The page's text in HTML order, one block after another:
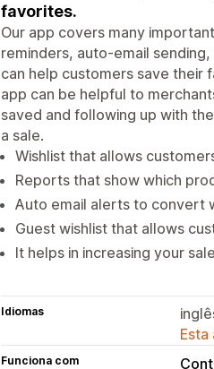
favorites.
Our app covers many
reminders, auto-email
can help customers save their
app can be helpful to
saved and following up with
a sale.
Wishlist that allows
Reports that show which
Auto email alerts to convert
Guest wishlist that allows
It helps in increasing your
Idiomas
Funciona com